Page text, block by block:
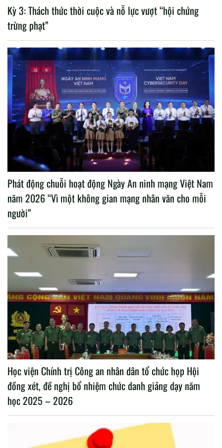
Kỳ 3: Thách thức thời cuộc và nỗ lực vượt “hội chứng
trừng phạt”
Phát động chuỗi hoạt động Ngày An ninh mạng Việt Nam
năm 2026 “Vì một không gian mạng nhân văn cho mỗi
người”
Học viện Chính trị Công an nhân dân tổ chức họp Hội
đồng xét, đề nghị bổ nhiệm chức danh giảng dạy năm
học 2025 – 2026